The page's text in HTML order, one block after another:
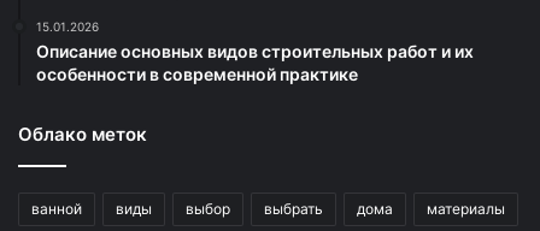
15.01.2026
Описание основных видов строительных работ и их
особенности в современной практике
Облако меток
ванной виды выбор выбрать дома материалы